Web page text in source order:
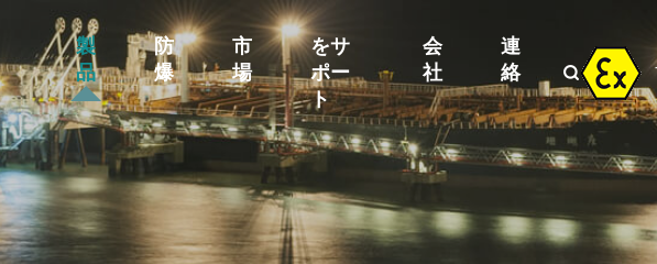
製
品
防
爆
市
場
をサ
ポー
ト
会
社
連
絡
